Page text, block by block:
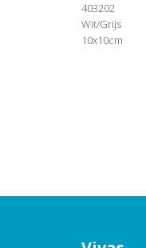
403202
Wit/Grijs
10x10cm